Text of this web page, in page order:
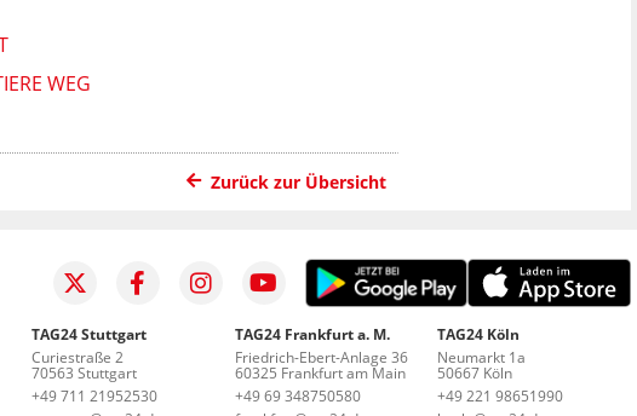
WEG
Zurück zur Übersicht
TAG24 Stuttgart
Curiestraße 2
70563 Stuttgart
+49 711 21952530
TAG24 Frankfurt a. M.
Friedrich-Ebert-Anlage 36
60325 Frankfurt am Main
+49 69 348750580
TAG24 Köln
Neumarkt 1a
50667 Köln
+49 221 98651990